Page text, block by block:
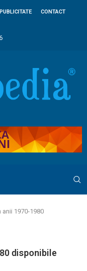
PUBLICITATE CONTACT
1970-1980
disponibile